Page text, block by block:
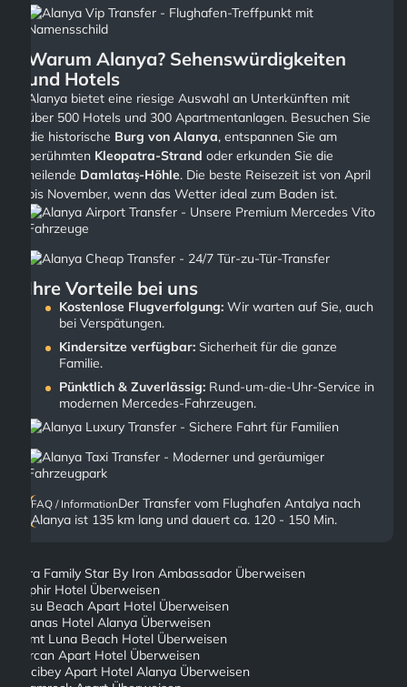
Warum Alanya? Sehenswürdigkeiten
und Hotels
Alanya bietet eine riesige Auswahl an Unterkünften mit
über 500 Hotels und 300 Apartmentanlagen. Besuchen Sie
die historische Burg von Alanya, entspannen Sie am
berühmten Kleopatra-Strand oder erkunden Sie die
heilende Damlataş-Höhle. Die beste Reisezeit ist von April
bis November, wenn das Wetter ideal zum Baden ist.
Ihre Vorteile bei uns
Kostenlose Flugverfolgung: Wir warten auf Sie, auch
bei Verspätungen.
Kindersitze verfügbar: Sicherheit für die ganze
Familie.
Pünktlich & Zuverlässig: Rund-um-die-Uhr-Service in
modernen Mercedes-Fahrzeugen.
FAQ / InformationDer Transfer vom Flughafen Antalya nach
Alanya ist 135 km lang und dauert ca. 120 - 150 Min.
Lara Family Star By Iron Ambassador Überweisen
Saphir Hotel Überweisen
Isilsu Beach Apart Hotel Überweisen
Ananas Hotel Alanya Überweisen
Semt Luna Beach Hotel Überweisen
Sercan Apart Hotel Überweisen
Hacibey Apart Hotel Alanya Überweisen